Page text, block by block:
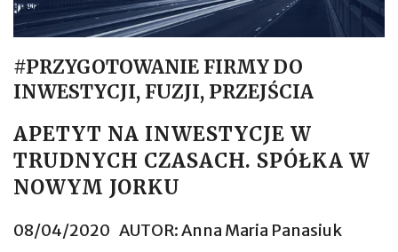
#PRZYGOTOWANIE FIRMY DO
INWESTYCJI, FUZJI, PRZEJŚCIA
APETYT NA INWESTYCJE W
TRUDNYCH CZASACH. SPÓŁKA W
NOWYM JORKU
08/04/2020 AUTOR:Anna Maria Panasiuk